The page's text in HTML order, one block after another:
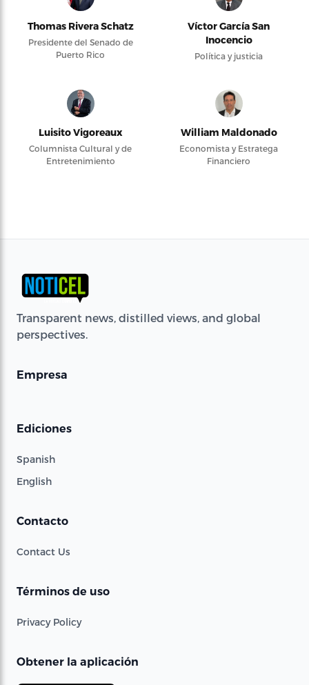
Thomas Rivera Schatz
Presidente del Senado de
Puerto Rico
Víctor García San
Inocencio
Política y justicia
Luisito Vigoreaux
Columnista Cultural y de
Entretenimiento
William Maldonado
Economista y Estratega
Financiero
Transparent news, distilled views, and global
perspectives.
Empresa
Ediciones
Spanish
English
Contacto
Contact Us
Términos de uso
Privacy Policy
Obtener la aplicación